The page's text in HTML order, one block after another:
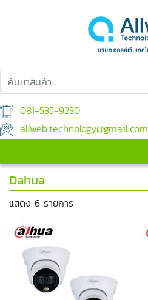
081-535-9230
allweb.technology@gmail.com
Dahua
แสดง 6 รายการ